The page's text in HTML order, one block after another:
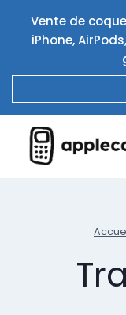
contenu
Vente de
iPhone,